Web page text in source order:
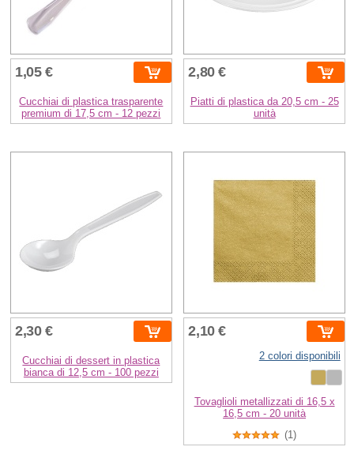
1,05 €
Cucchiai di plastica trasparente
premium di 17,5 cm - 12 pezzi
2,80 €
Piatti di plastica da 20,5 cm - 25
unità
2,30 €
Cucchiai di dessert in plastica
bianca di 12,5 cm - 100 pezzi
2,10 €
2 colori disponibili
Tovaglioli metallizzati di 16,5 x
16,5 cm - 20 unità
(1)